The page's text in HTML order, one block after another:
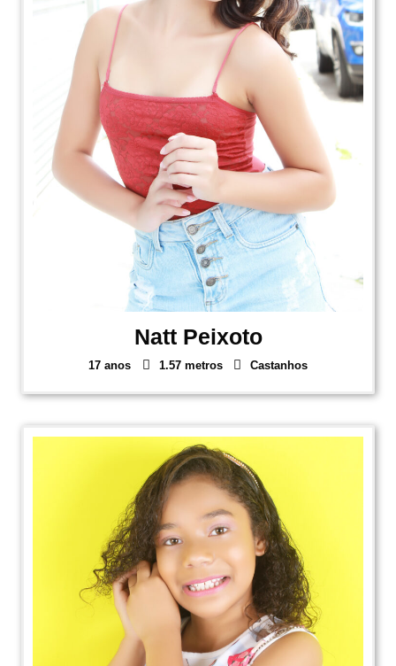
Natt Peixoto
17 anos 1.57 metros Castanhos